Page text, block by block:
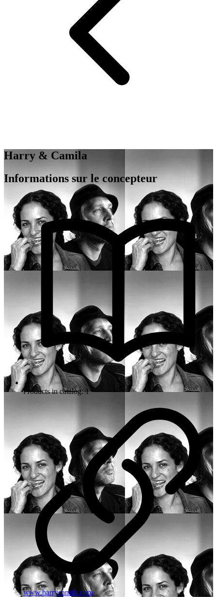
Harry & Camila
Informations sur le concepteur
Products in catalog: 1
www.harrycamila.com